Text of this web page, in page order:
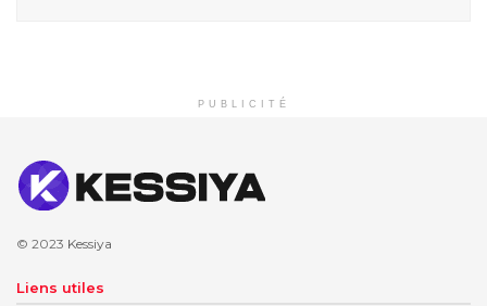
PUBLICITÉ
© 2023 Kessiya
Liens utiles